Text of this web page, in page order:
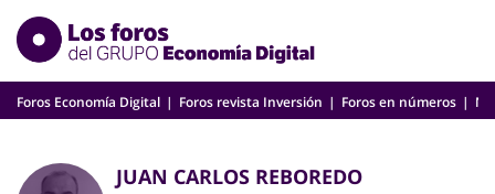
Skip
content
Foros Economía Digital Foros revista Inversión Foros en números
JUAN CARLOS REBOREDO